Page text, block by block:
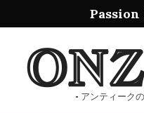
- アンティーク